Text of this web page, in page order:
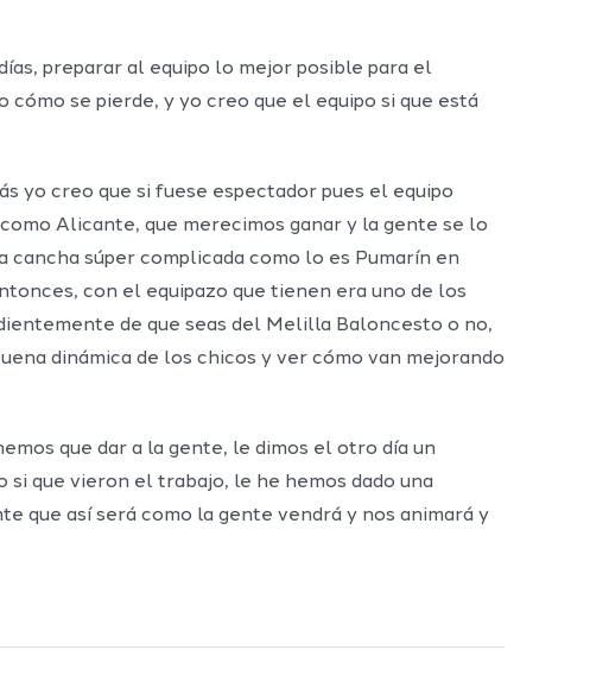
preparar al equipo lo mejor posible para el
cómo se pierde, y yo creo que el equipo si que está
yo creo que si fuese espectador pues el equipo
Alicante, que merecimos ganar y la gente se lo
súper complicada como lo es Pumarín en
con el equipazo que tienen era uno de los
de que seas del Melilla Baloncesto o no,
dinámica de los chicos y ver cómo van mejorando
que dar a la gente, le dimos el otro día un
que vieron el trabajo, le he hemos dado una
que así será como la gente vendrá y nos animará y